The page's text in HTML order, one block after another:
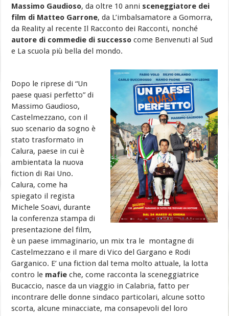
Massimo Gaudioso, da oltre 10 anni sceneggiatore dei
film di Matteo Garrone, da L’imbalsamatore a Gomorra,
da Reality al recente Il Racconto dei Racconti, nonché
autore di commedie di successo come Benvenuti al Sud
e La scuola più bella del mondo.
Dopo le riprese di “Un
paese quasi perfetto” di
Massimo Gaudioso,
Castelmezzano, con il
suo scenario da sogno è
stato trasformato in
Calura, paese in cui è
ambientata la nuova
fiction di Rai Uno.
Calura, come ha
spiegato il regista
Michele Soavi, durante
la conferenza stampa di
presentazione del film,
è un paese immaginario, un mix tra le montagne di
Castelmezzano e il mare di Vico del Gargano e Rodi
Garganico. E’ una fiction dal tema molto attuale, la lotta
contro le mafie che, come racconta la sceneggiatrice
Bucaccio, nasce da un viaggio in Calabria, fatto per
incontrare delle donne sindaco particolari, alcune sotto
scorta, alcune minacciate, ma consapevoli del loro